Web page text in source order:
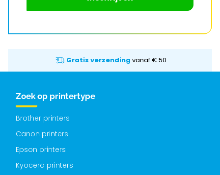
Gratis verzendingvanaf € 50
Zoek op printertype
Brother printers
Canon printers
Epson printers
Kyocera printers